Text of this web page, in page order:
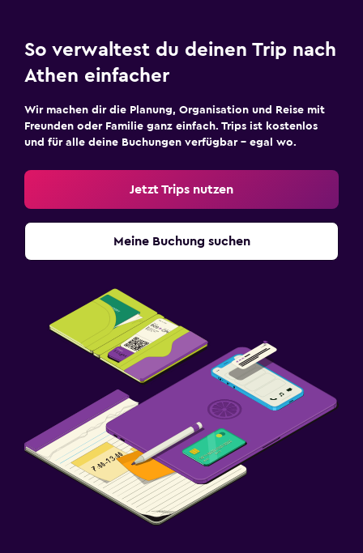
So verwaltest du deinen Trip nach
Athen einfacher
Wir machen dir die Planung, Organisation und Reise mit
Freunden oder Familie ganz einfach. Trips ist kostenlos
und für alle deine Buchungen verfügbar – egal wo.
Jetzt Trips nutzen
Meine Buchung suchen